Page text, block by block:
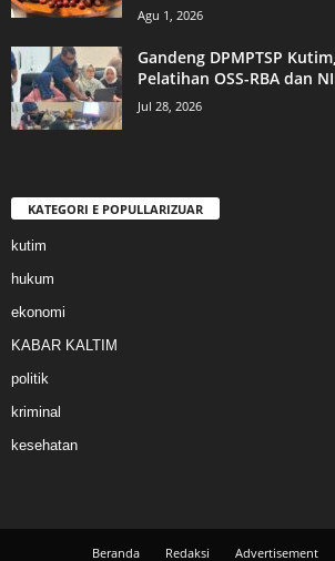
Agu 1, 2026
Gandeng DPMPTSP
Pelatihan OSS-RBA dan
Jul 28, 2026
KATEGORI E POPULLARIZUAR
kutim
hukum
ekonomi
KABAR KALTIM
politik
kriminal
kesehatan
Beranda Redaksi Advertisement